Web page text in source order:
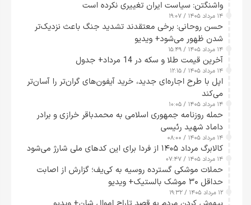
واشنگتن: سیاست ایران تغییری نکرده است
۱۴ مرداد ۱۴۰۵ / ۱۹:۰۷
حسن روحانی: برخی معتقدند تشدید جنگ باعث نزدیک‌تر
شدن ظهور می‌شود+ ویدیو
۱۴ مرداد ۱۴۰۵ / ۱۵:۴۹
آخرین قیمت طلا و سکه در 14 مرداد+ جدول
۱۴ مرداد ۱۴۰۵ / ۱۲:۱۵
اپل با طرح اجاره‌ای جدید، خرید آیفون‌های گران‌تر را آسان‌تر
می‌کند
۱۴ مرداد ۱۴۰۵ / ۱۰:۰۵
حمله روزنامه جمهوری اسلامی به محمدباقر خرازی و برادر
داماد شهید رئیسی
۱۴ مرداد ۱۴۰۵ / ۰۸:۰۰
کالابرگ مرداد ۱۴۰۵ از فردا برای این کدهای ملی شارژ می‌شود
۱۴ مرداد ۱۴۰۵ / ۰۷:۴۷
حملات موشکی گسترده روسیه به کی‌یف؛ گزارش از اصابت
حداقل ۳۰ موشک بالستیک+ ویدیو
۱۲ مرداد ۱۴۰۵ / ۱۹:۳۲